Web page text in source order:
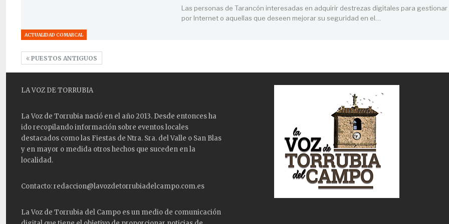
ACTUALIDAD COMARCAL
Las personas de Tarancón interesadas en adquirir destrezas digitales para
por Internet o aquellas que deseen mejorar su seguridad en el…
PUESTOS ANTIGUOS
LA VOZ DE TORRUBIA
La Voz de Torrubia nació en el año 2013. Desde entonces ha
ido recopilando información sobre eventos locales
destacados como las Fiestas de Ntra. Sra. del Valle o San Blas
y en mayor o medida otros hechos que suceden en la
localidad.
Contacto: redaccion@lavozdetorrubiadelcampo.com.es
La Voz de Torrubia del Campo es un medio de comunicación